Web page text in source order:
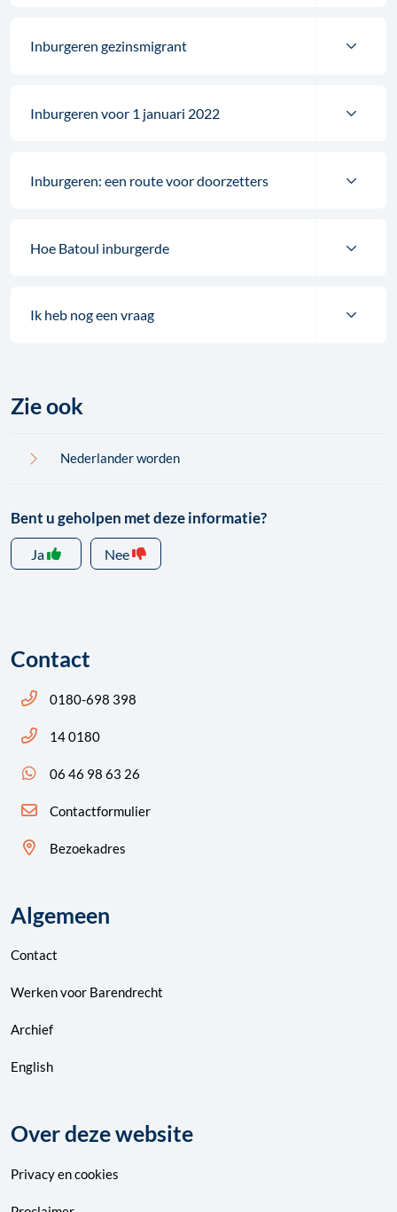
Inburgeren gezinsmigrant
Inburgeren voor 1 januari 2022
Inburgeren: een route voor doorzetters
Hoe Batoul inburgerde
Ik heb nog een vraag
Zie ook
Nederlander worden
Bent u geholpen met deze informatie?
Ja Nee
Contact
Bel ons: 14 0180
0180-698 398
Bel ons: 14 0180
14 0180
App ons: 06 46 98 63 26 (WhatsApp)
06 46 98 63 26
Contactformulier
Bezoekadres
Algemeen
Contact
Werken voor Barendrecht
Archief
English
Over deze website
Privacyencookies